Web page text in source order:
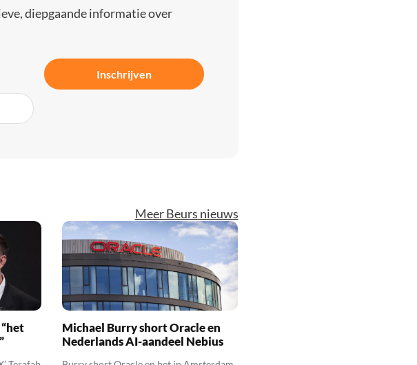
diepgaande informatie over
Inschrijven
Meer Beurs nieuws
Michael Burry short Oracle en
Nederlands AI-aandeel Nebius